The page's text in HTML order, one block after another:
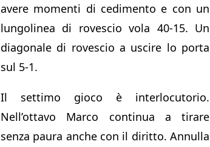
avere momenti di cedimento e con un
lungolinea di rovescio vola 40-15. Un
diagonale di rovescio a uscire lo porta
sul 5-1.
Il settimo gioco è interlocutorio.
Nell’ottavo Marco continua a tirare
senza paura anche con il diritto. Annulla